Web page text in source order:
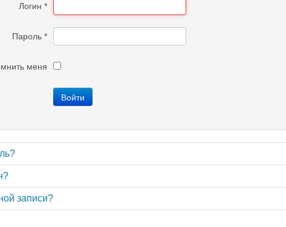
Логин *
Пароль *
меня
Войти
записи?